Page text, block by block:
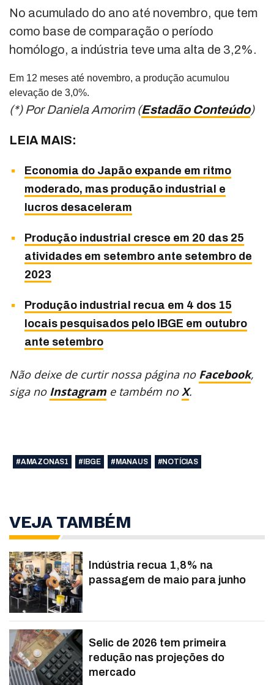
No acumulado do ano até novembro, que tem
como base de comparação o período
homólogo, a indústria teve uma alta de 3,2%.
Em 12 meses até novembro, a produção acumulou
elevação de 3,0%.
(*) Por Daniela Amorim (Estadão Conteúdo)
LEIA MAIS:
Economia do Japão expande em ritmo
moderado, mas produção industrial e
lucros desaceleram
Produção industrial cresce em 20 das 25
atividades em setembro ante setembro de
2023
Produção industrial recua em 4 dos 15
locais pesquisados pelo IBGE em outubro
ante setembro
Não deixe de curtir nossa página no Facebook,
siga no Instagram e também noX.
#AMAZONAS1 #IBGE #MANAUS #NOTÍCIAS
VEJA TAMBÉM
Indústria recua 1,8% na
passagem de maio para junho
Selic de 2026 tem primeira
redução nas projeções do
mercado